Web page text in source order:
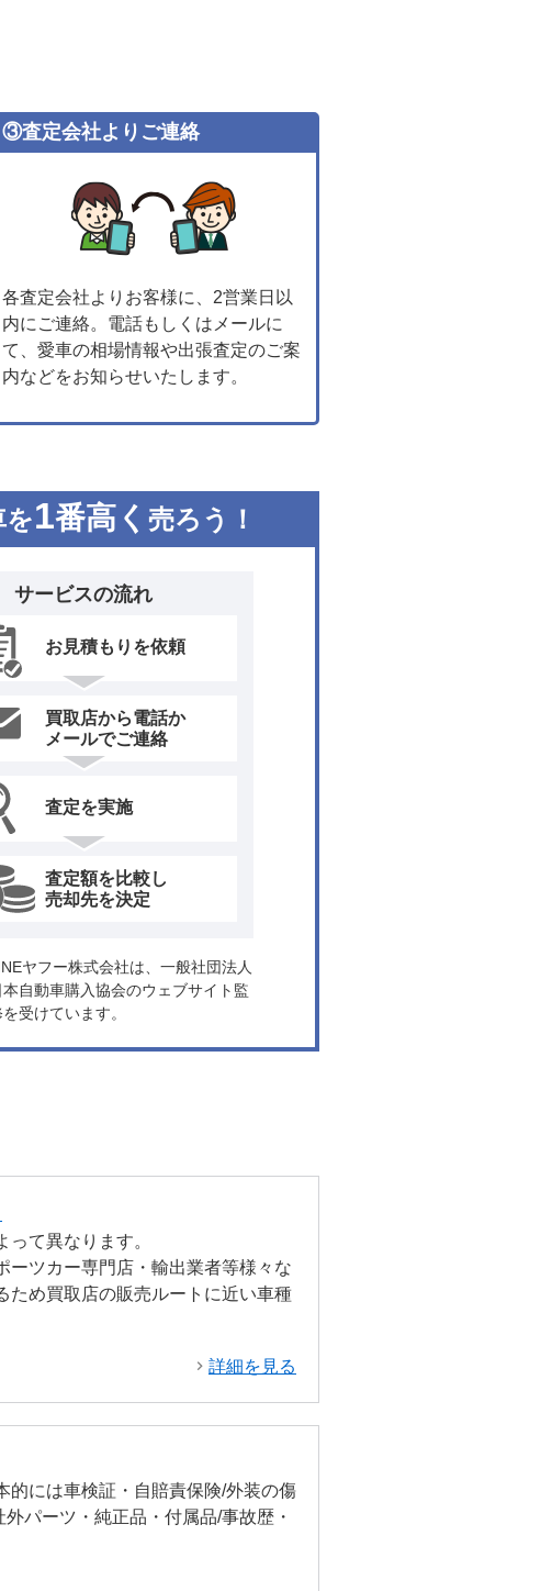
③査定会社よりご連絡
各査定会社よりお客様に、2営業日以
内にご連絡。電話もしくはメールに
て、愛車の相場情報や出張査定のご案
内などをお知らせいたします。
1番高く 売ろう！
サービスの流れ
お見積もりを依頼
買取店から電話か
メールでご連絡
査定を実施
査定額を比較し
売却先を決定
ヤフー株式会社は、一般社団法人
本自動車購入協会のウェブサイト監
受けています。
て異なります。
ーツカー専門店・輸出業者等様々な
ため買取店の販売ルートに近い車種
詳細を見る
的には車検証・自賠責保険/外装の傷
パーツ・純正品・付属品/事故歴・